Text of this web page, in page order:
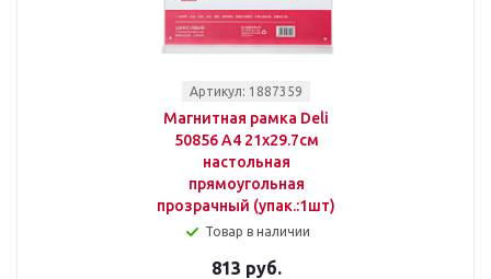
Артикул: 1887359
Магнитная рамка Deli
50856 A4 21х29.7см
настольная
прямоугольная
прозрачный (упак.:1шт)
Товар в наличии
813 руб.